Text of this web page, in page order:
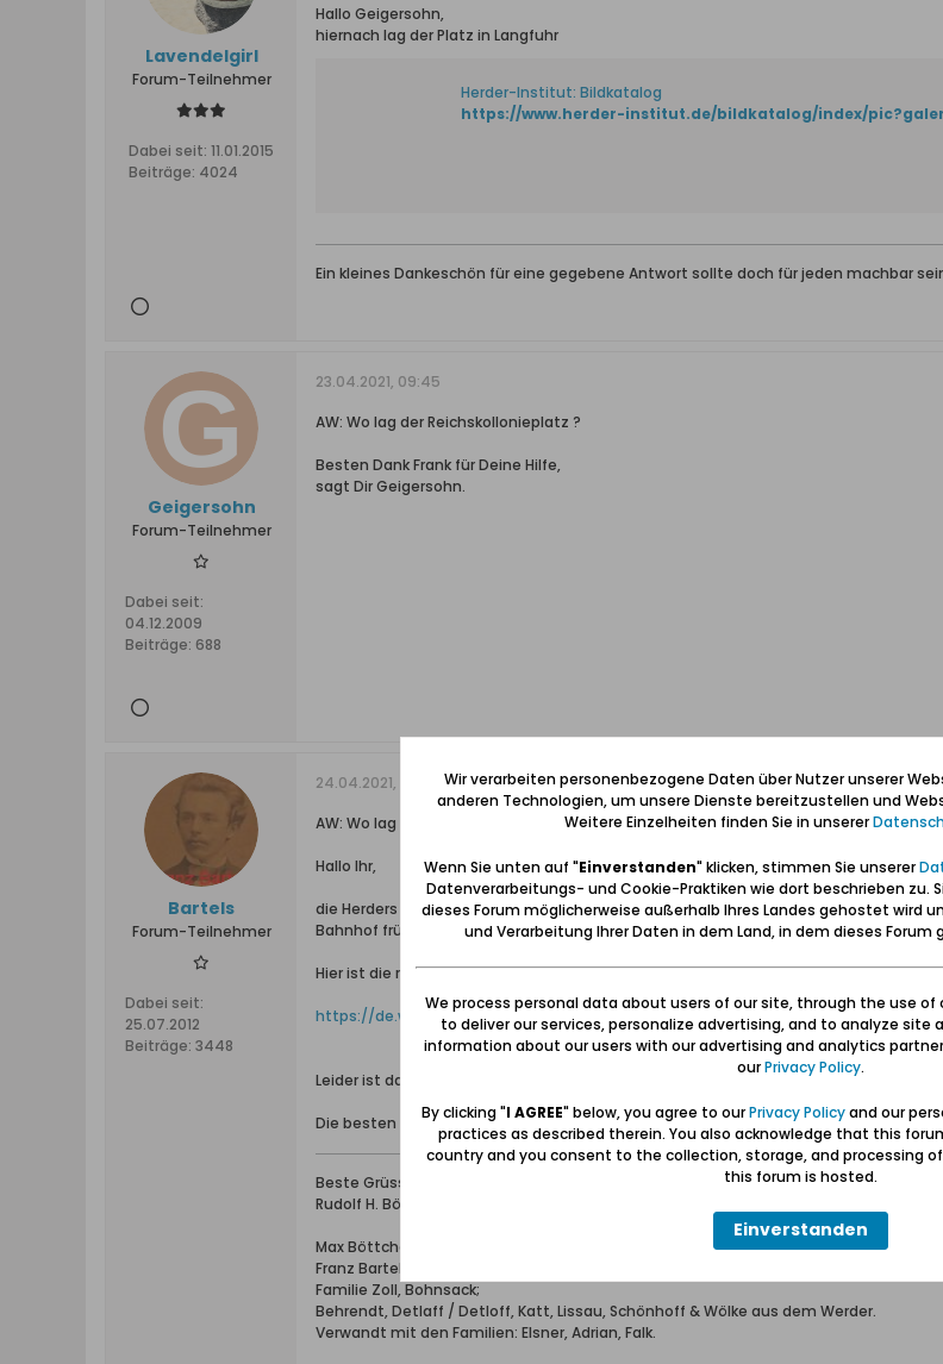
Lavendelgirl
Forum-Teilnehmer
Dabei seit: 11.01.2015
Beiträge: 4024
Hallo Geigersohn,
hiernach lag der Platz in Langfuhr
Herder-Institut: Bildkatalog
Ein kleines Dankeschön für eine gegebene Antwort sollte doch für jeden machbar
Geigersohn
Forum-Teilnehmer
Dabei seit:
04.12.2009
Beiträge: 688
23.04.2021, 09:45
AW: Wo lag der Reichskollonieplatz ?
Besten Dank Frank für Deine Hilfe,
sagt Dir Geigersohn.
Bartels
Forum-Teilnehmer
Dabei seit:
25.07.2012
Beiträge: 3448
24.04.2021, 00:10
AW: Wo lag der Reichskollonieplatz ?
Hallo Ihr,
die Herders liessen mich eben aus dem Bett fallen mit ihrer Verortung. Die
Bahnhof früher hieß und Neuschottland.
Hier ist die richtige Lokalisierung:https://www.google.com/maps/place/
https://de.wikipedia.org/wiki/Nowe_Szkoty / Neuschottland
Leider ist das weisse Bauwerk (links, ehem. Helene-Lange-Schule) wohl sehr
Die besten Grüsse und Dank für Mails und Anrufe - bleibt gesund
Beste Grüsse
Rudolf H. Böttcher
Max Böttcher, Ing. bei Schichau (aus Beesenlaublingen & Mukrena);
Franz Bartels & Co., Danzig Breitgasse 64 (aus Wolgast);
Familie Zoll, Bohnsack;
Behrendt, Detlaff / Detloff, Katt, Lissau, Schönhoff & Wölke aus dem Werder.
Verwandt mit den Familien: Elsner, Adrian, Falk.
Wir verarbeiten personenbezogene Daten über Nutzer unserer
anderen Technologien, um unsere Dienste bereitzustellen und
Weitere Einzelheiten finden Sie in unserer
Wenn Sie unten auf "Einverstanden" klicken, stimmen Sie unserer
Datenverarbeitungs- und Cookie-Praktiken wie dort beschrieben zu.
dieses Forum möglicherweise außerhalb Ihres Landes gehostet wird
und Verarbeitung Ihrer Daten in dem Land, in dem dieses
We process personal data about users of our site, through the use
to deliver our services, personalize advertising, and to analyze site
information about our users with our advertising and analytics
ourPrivacy Policy.
By clicking "I AGREE" below, you agree to ourPrivacy Policyand our
practices as described therein. You also acknowledge that this
country and you consent to the collection, storage, and processing
this forum is hosted.
Einverstanden